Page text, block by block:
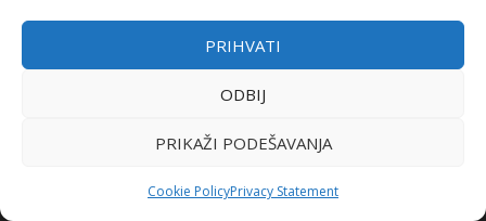
PRIHVATI
ODBIJ
PRIKAŽI PODEŠAVANJA
Cookie PolicyPrivacy Statement
Društvo “Nauka i svijet” je osnovano 2017. godine, a bavi se